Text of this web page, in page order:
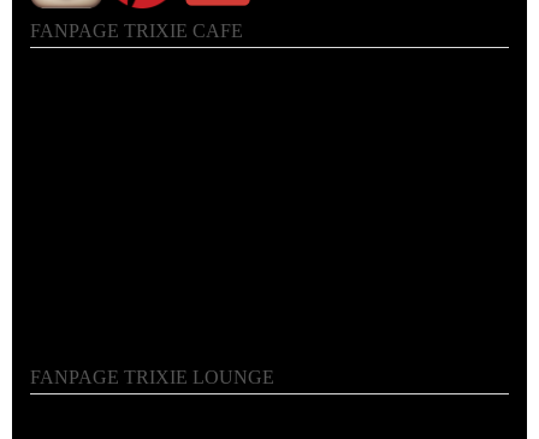
FANPAGE TRIXIE CAFE
FANPAGE TRIXIE LOUNGE